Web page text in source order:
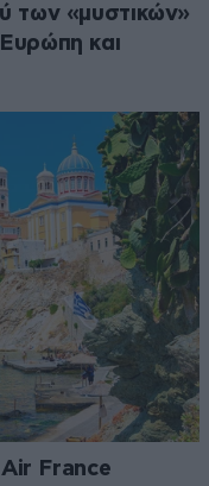
των «μυστικών»
και
Air France